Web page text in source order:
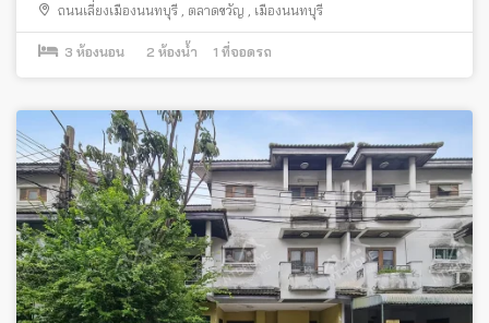
ถนนเลี่ยงเมืองนนทบุรี ตลาดขวัญ เมืองนนทบุรี
3 ห้องนอน 2 ห้องน้ำ 1 ที่จอดรถ